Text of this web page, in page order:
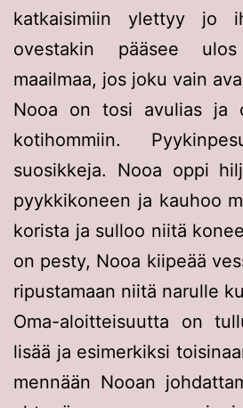
katkaisimiin ylettyy jo
ovestakin pääsee ulos
maailmaa, jos joku vain
Nooa on tosi avulias ja
kotihommiin.
suosikkeja. Nooa oppi
pyykkikoneen ja kauhoo
korista ja sulloo niitä
on pesty, Nooa kiipeää
ripustamaan niitä narulle
Oma-aloitteisuutta on
lisää ja esimerkiksi
mennään Nooan